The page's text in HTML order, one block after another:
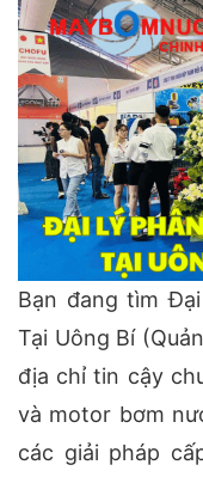
Bạn đang tìm
Tại Uông Bí
địa chỉ tin cậy
và motor bơm
các giải pháp